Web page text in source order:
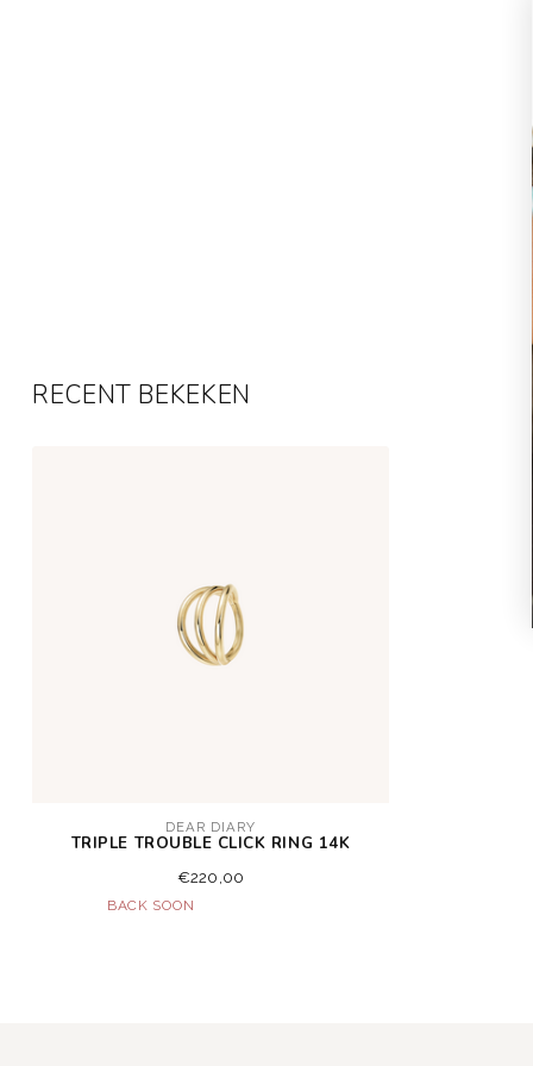
RECENT BEKEKEN
DEAR DIARY
TRIPLE TROUBLE CLICK RING 14K
€220,00